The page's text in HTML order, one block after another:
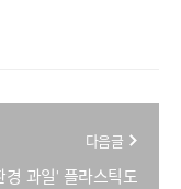
다음글
경 과일' 플라스틱도